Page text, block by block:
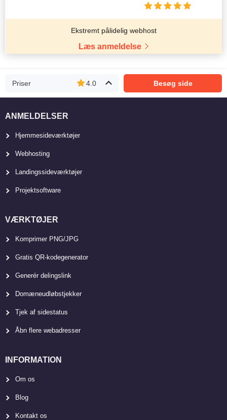
Ekstremt pålidelig webhost
Læs anmeldelse
Priser 4.0 Besøg side
ANMELDELSER
Hjemmesideværktøjer
Webhosting
Landingssideværktøjer
Projektsoftware
VÆRKTØJER
Komprimer PNG/JPG
Gratis QR-kodegenerator
Generér delingslink
Domæneudløbstjekker
Tjek af sidestatus
Åbn flere webadresser
INFORMATION
Om os
Blog
Kontakt os